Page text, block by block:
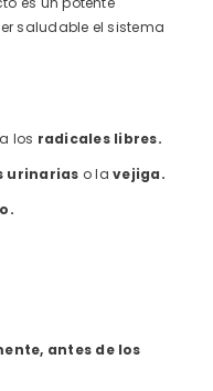
saludable el sistema
los radicales libres.
urinarias o la vejiga.
antes de los